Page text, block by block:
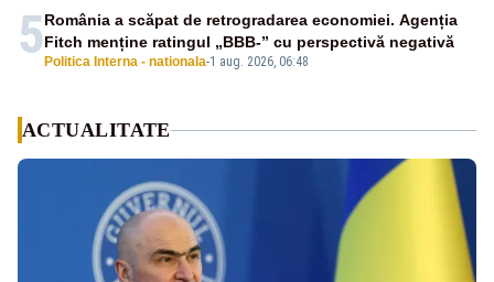
5 Politica Interna - nationala-1 aug. 2026, 06:48
România a scăpat de retrogradarea economiei. Agenția
Fitch menține ratingul „BBB-” cu perspectivă negativă
ACTUALITATE